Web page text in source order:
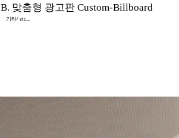
B. 맞춤형 광고판 Custom-Billboard
기타/ etc...